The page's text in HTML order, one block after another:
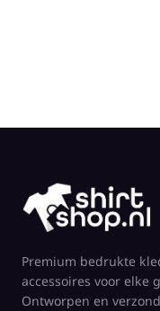
Premium bedrukte
accessoires voor elke
Ontworpen en